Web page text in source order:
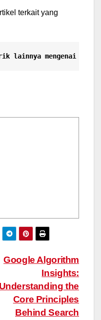
terkait yang
lainnya mengenai
Google Algorithm
Insights:
Understanding the
Core Principles
Behind Search